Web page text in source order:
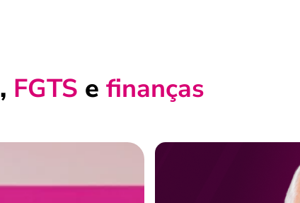
, FGTS e finanças